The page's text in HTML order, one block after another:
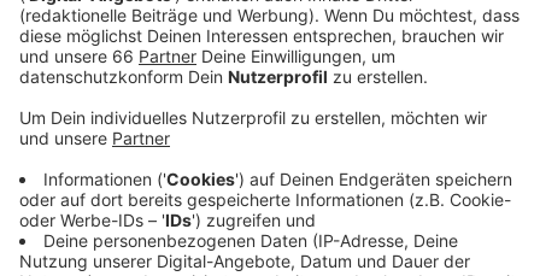
und Tarifbeschäftigte an den Hochschulen.
Veröffentlicht:Freitag, 24.11.2023 14:10
Anzeige
Verbeamtete Lehrkräfte dürfen nicht streiken. Der
GEW geht es um mehr Gehalt. Die Beschäftigten
hätten den "Lehrkräftemangel der Bildungspolitik